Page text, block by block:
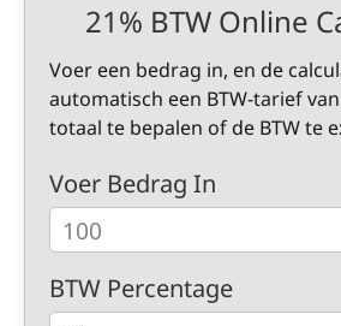
21% BTW Online
Voer een bedrag in, en de
automatisch een BTW-tarief
totaal te bepalen of de BTW te
Voer Bedrag In
BTW Percentage